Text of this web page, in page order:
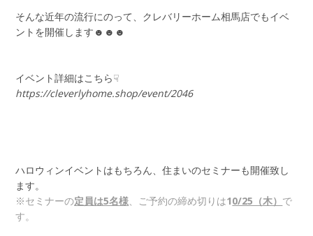
そんな近年の流行にのって、クレバリーホーム相馬店でもイベ
ントを開催します☻☻☻
イベント詳細はこちら☟
https://cleverlyhome.shop/event/2046
ハロウィンイベントはもちろん、住まいのセミナーも開催致し
ます。
※セミナーの定員は5名様、ご予約の締め切りは10/25（木） で
す。